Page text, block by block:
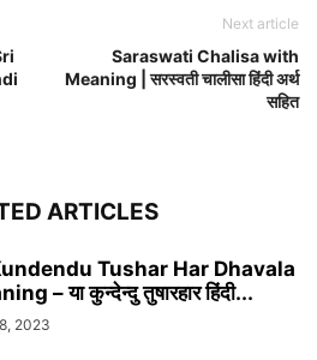
Next article
Saraswati Chalisa with
Meaning | सरस्वती चालीसा हिंदी अर्थ
सहित
ARTICLES
Tushar Har Dhavala
– या कुन्देन्दु तुषारहार हिंदी...
2023